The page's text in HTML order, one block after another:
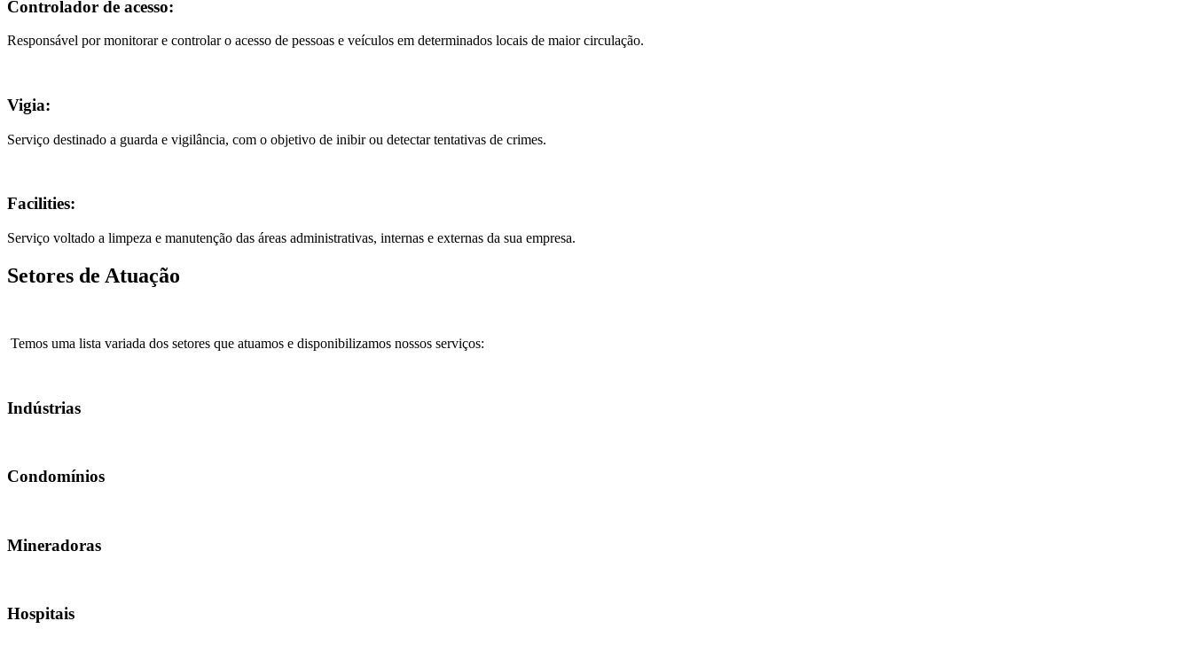
Controlador de acesso:
Responsável por monitorar e controlar o acesso de pessoas e veículos em determinados locais de maior circulação.
Vigia:
Serviço destinado a guarda e vigilância, com o objetivo de inibir ou detectar tentativas de crimes.
Facilities:
Serviço voltado a limpeza e manutenção das áreas administrativas, internas e externas da sua empresa.
Setores de Atuação
Temos uma lista variada dos setores que atuamos e disponibilizamos nossos serviços:
Indústrias
Condomínios
Mineradoras
Hospitais